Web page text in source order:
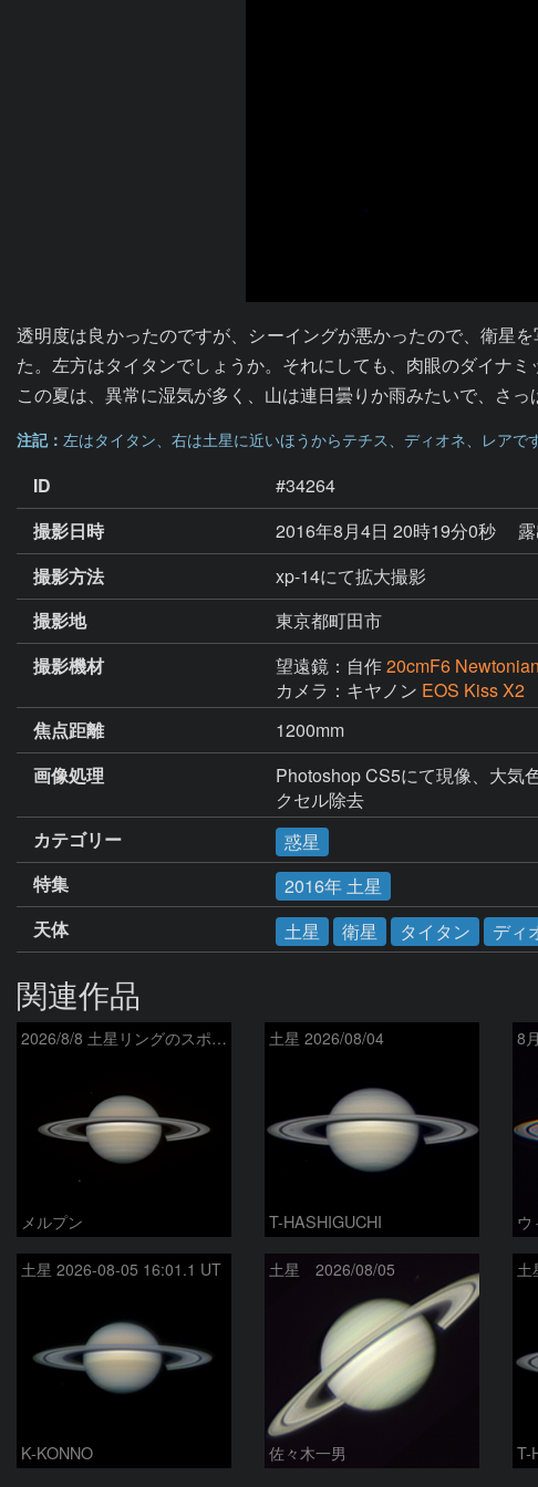
透明度は良かったのですが、シーイングが悪かったので、衛星
た。左方はタイタンでしょうか。それにしても、肉眼のダイナ
この夏は、異常に湿気が多く、山は連日曇りか雨みたいで、さっ
注記： 左はタイタン、右は土星に近いほうからテチス、ディオネ、レアです
ID
#34264
撮影日時
2016年8月4日 20時19分0秒
撮影方法
xp-14にて拡大撮影
撮影地
東京都町田市
撮影機材
望遠鏡：自作20cmF6 Newtonian
カメラ：キヤノン EOS Kiss X2
焦点距離
1200mm
画像処理
Photoshop CS5にて現像、大気
クセル除去
カテゴリー
惑星
特集
2016年 土星
天体
土星 衛星 タイタン ディ
関連作品
2026/8/8 土星リングのスポーク
メルプン
土星 2026/08/04
T-HASHIGUCHI
8
ウ
土星 2026-08-05 16:01.1 UT
K-KONNO
土星 2026/08/05
佐々木一男
土
T-